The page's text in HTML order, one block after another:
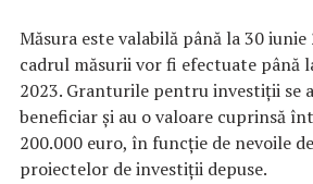
Măsura este valabilă până la 30
cadrul măsurii vor fi efectuate până
2023. Granturile pentru investiții se
beneficiar și au o valoare cuprinsă
200.000 euro, în funcție de nevoile
proiectelor de investiții depuse.